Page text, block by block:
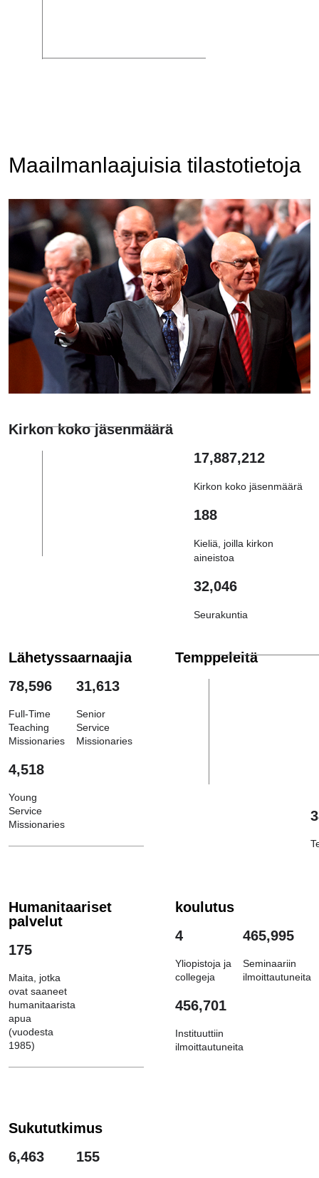
Maailmanlaajuisia tilastotietoja
Kirkon koko jäsenmäärä
17,887,212
Kirkon koko jäsenmäärä
188
Kieliä, joilla kirkon
aineistoa
32,046
Seurakuntia
Lähetyssaarnaajia
78,596
Full-Time
Teaching
Missionaries
31,613
Senior
Service
Missionaries
4,518
Young
Service
Missionaries
Temppeleitä
Humanitaariset
palvelut
175
Maita, jotka
ovat saaneet
humanitaarista
apua
(vuodesta
1985)
koulutus
4
Yliopistoja ja
collegeja
465,995
Seminaariin
ilmoittautuneita
456,701
Instituuttiin
ilmoittautuneita
Sukututkimus
6,463
155